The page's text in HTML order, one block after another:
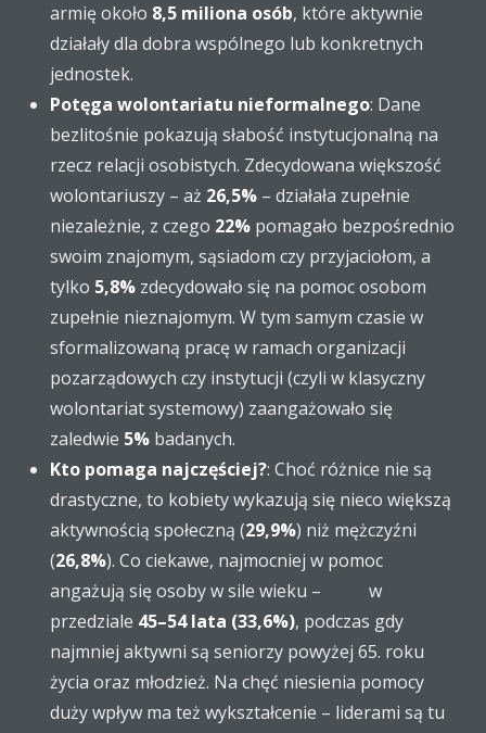
armię około 8,5 miliona osób, które aktywnie
działały dla dobra wspólnego lub konkretnych
jednostek.
Potęga wolontariatu nieformalnego: Dane
bezlitośnie pokazują słabość instytucjonalną na
rzecz relacji osobistych. Zdecydowana większość
wolontariuszy – aż 26,5% – działała zupełnie
niezależnie, z czego 22% pomagało bezpośrednio
swoim znajomym, sąsiadom czy przyjaciołom, a
tylko 5,8% zdecydowało się na pomoc osobom
zupełnie nieznajomym. W tym samym czasie w
sformalizowaną pracę w ramach organizacji
pozarządowych czy instytucji (czyli w klasyczny
wolontariat systemowy) zaangażowało się
zaledwie 5% badanych.
Kto pomaga najczęściej?: Choć różnice nie są
drastyczne, to kobiety wykazują się nieco większą
aktywnością społeczną (29,9%) niż mężczyźni
(26,8%). Co ciekawe, najmocniej w pomoc
angażują się osoby w sile wieku – w
przedziale 45–54 lata (33,6%), podczas gdy
najmniej aktywni są seniorzy powyżej 65. roku
życia oraz młodzież. Na chęć niesienia pomocy
duży wpływ ma też wykształcenie – liderami są tu